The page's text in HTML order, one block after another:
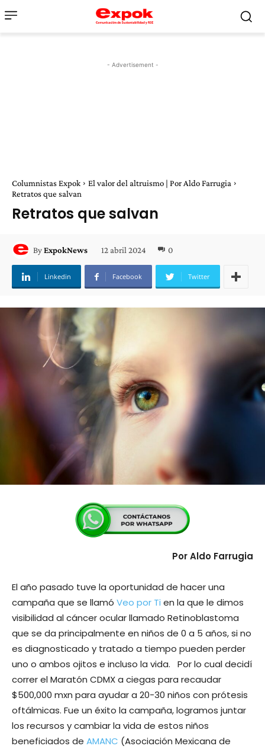
- Advertisement -
Columnistas Expok
El valor del altruismo | Por Aldo Farrugia
Retratos que salvan
Retratos que salvan
ByExpokNews 12 abril 2024 0
Linkedin Facebook Twitter
Por Aldo Farrugia
El año pasado tuve la oportunidad de hacer una
campaña que se llamó Veo por Ti en la que le dimos
visibilidad al cáncer ocular llamado Retinoblastoma
que se da principalmente en niños de 0 a 5 años, si no
es diagnosticado y tratado a tiempo pueden perder
uno o ambos ojitos e incluso la vida. Por lo cual decidí
correr el Maratón CDMX a ciegas para recaudar
$500,000 mxn para ayudar a 20-30 niños con prótesis
oftálmicas. Fue un éxito la campaña, logramos juntar
los recursos y cambiar la vida de estos niños
beneficiados de AMANC (Asociación Mexicana de